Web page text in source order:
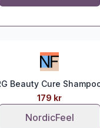
Beauty Cure
179 kr
NordicFeel